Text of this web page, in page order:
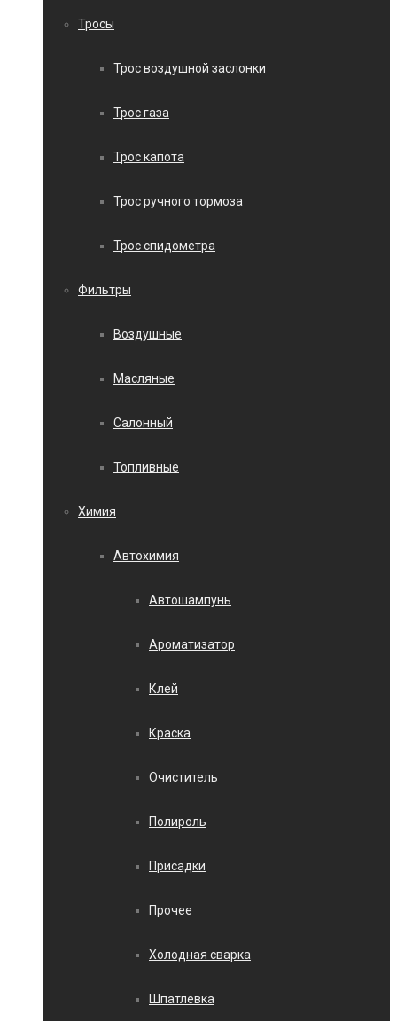
Тросы
Трос воздушной заслонки
Трос газа
Трос капота
Трос ручного тормоза
Трос спидометра
Фильтры
Воздушные
Масляные
Салонный
Топливные
Химия
Автохимия
Автошампунь
Ароматизатор
Клей
Краска
Очиститель
Полироль
Присадки
Прочее
Холодная сварка
Шпатлевка